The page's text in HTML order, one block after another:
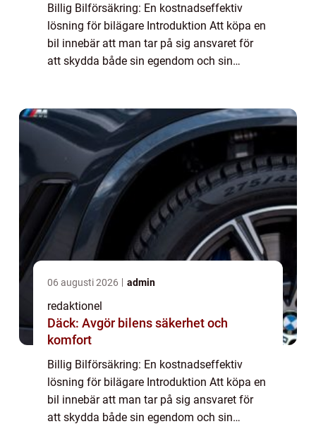
Billig Bilförsäkring: En kostnadseffektiv
lösning för bilägare Introduktion Att köpa en
bil innebär att man tar på sig ansvaret för
att skydda både sin egendom och sin
06 augusti 2026 admin
redaktionel
Däck: Avgör bilens säkerhet och
komfort
Billig Bilförsäkring: En kostnadseffektiv
lösning för bilägare Introduktion Att köpa en
bil innebär att man tar på sig ansvaret för
att skydda både sin egendom och sin